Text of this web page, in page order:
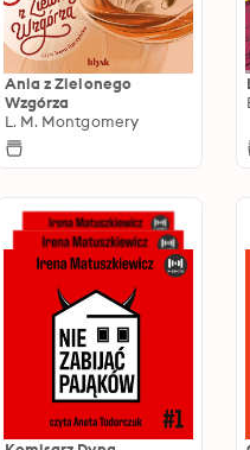
Ania z Zielonego
Wzgórza
L. M. Montgomery